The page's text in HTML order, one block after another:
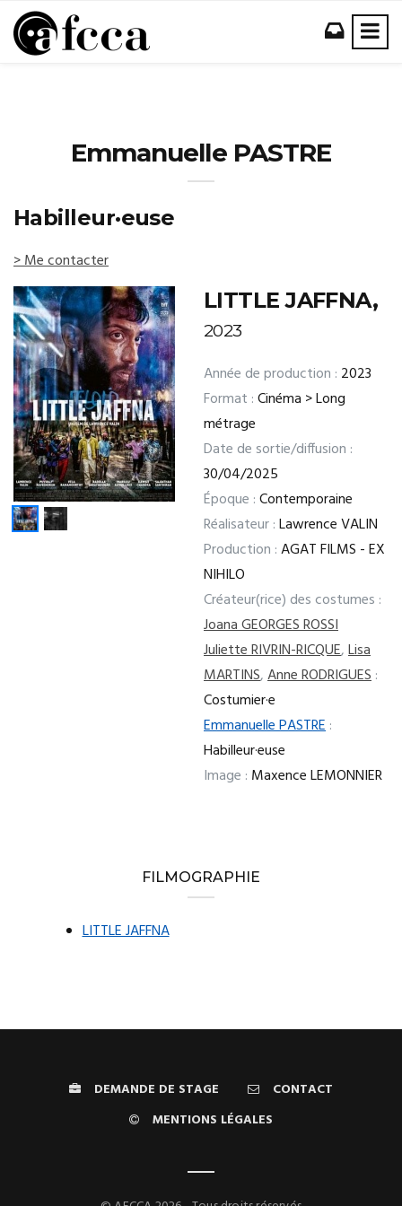
Emmanuelle PASTRE
Habilleur·euse
> Me contacter
LITTLE JAFFNA,
2023
Année de production : 2023
Format :Cinéma > Long
métrage
Date de sortie/diffusion :
30/04/2025
Époque :Contemporaine
Réalisateur :Lawrence VALIN
Production :AGAT FILMS - EX
NIHILO
Créateur(rice) des costumes :
Joana GEORGES ROSSI
Juliette RIVRIN-RICQUE,Lisa
MARTINS,Anne RODRIGUES:
Costumier·e
Emmanuelle PASTRE:
Habilleur·euse
Image : Maxence LEMONNIER
FILMOGRAPHIE
LITTLE JAFFNA
DEMANDE DE STAGE
CONTACT
MENTIONS LÉGALES